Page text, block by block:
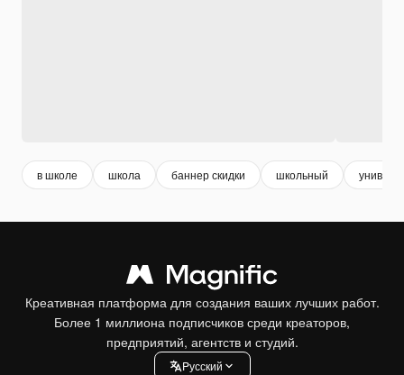
в школе школа баннер скидки школьный
Креативная платформа для создания ваших лучших работ.
Более 1 миллиона подписчиков среди креаторов,
предприятий, агентств и студий.
Pусский